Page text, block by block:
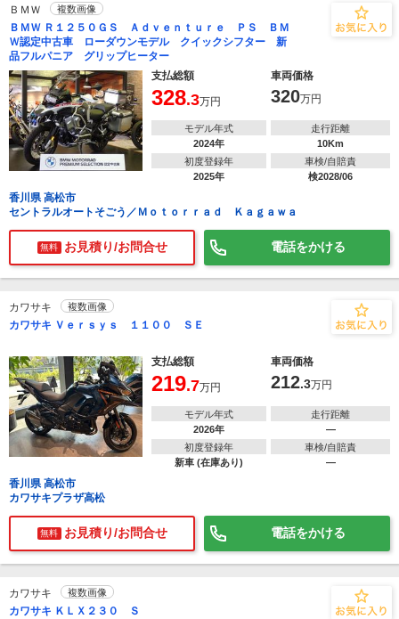
ＢＭＷ 複数画像
ＢＭＷ Ｒ１２５０ＧＳ Ａｄｖｅｎｔｕｒｅ ＰＳ ＢＭ
Ｗ認定中古車 ローダウンモデル クイックシフター 新
品フルパニア グリップヒーター
支払総額
車両価格
328.3万円 320万円
モデル年式
2024年
走行距離
10Km
初度登録年
2025年
車検/自賠責
検2028/06
香川県 高松市
セントラルオートそごう／Ｍｏｔｏｒｒａｄ Ｋａｇａｗａ
無料 お見積り/お問合せ 電話をかける
カワサキ 複数画像
カワサキ Ｖｅｒｓｙｓ １１００ ＳＥ
支払総額 車両価格
219.7万円 212.3万円
モデル年式
2026年
走行距離
―
初度登録年
新車 (在庫あり)
車検/自賠責
―
香川県 高松市
カワサキプラザ高松
無料 お見積り/お問合せ 電話をかける
カワサキ 複数画像
カワサキ ＫＬＸ２３０ Ｓ